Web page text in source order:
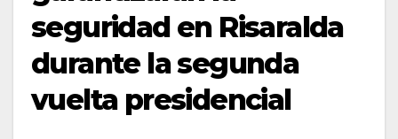
seguridad en Risaralda
durante la segunda
vuelta presidencial